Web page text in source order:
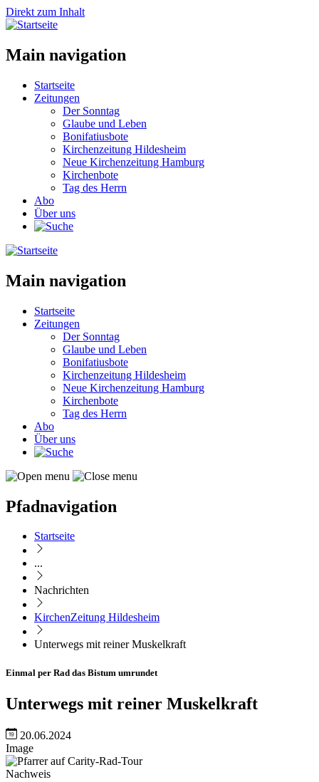
Direkt zum Inhalt
Main navigation
Startseite
Zeitungen
Der Sonntag
Glaube und Leben
Bonifatiusbote
Kirchenzeitung Hildesheim
Neue Kirchenzeitung Hamburg
Kirchenbote
Tag des Herrn
Abo
Über uns
Main navigation
Startseite
Zeitungen
Der Sonntag
Glaube und Leben
Bonifatiusbote
Kirchenzeitung Hildesheim
Neue Kirchenzeitung Hamburg
Kirchenbote
Tag des Herrn
Abo
Über uns
Pfadnavigation
Startseite
...
Nachrichten
KirchenZeitung Hildesheim
Unterwegs mit reiner Muskelkraft
Einmal per Rad das Bistum umrundet
Unterwegs mit reiner Muskelkraft
20.06.2024
Image
Nachweis